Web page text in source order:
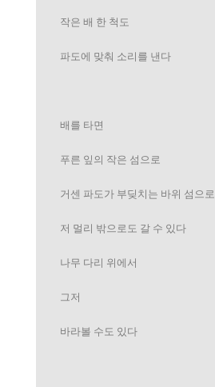
작은 배 한 척도
파도에 맞춰 소리를 낸다
배를 타면
푸른 잎의 작은 섬으로
거센 파도가 부딪치는 바위 섬으로
저 멀리 밖으로도 갈 수 있다
나무 다리 위에서
그저
바라볼 수도 있다